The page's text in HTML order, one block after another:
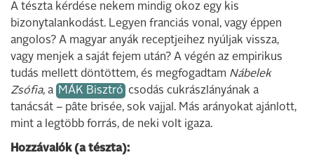
A tészta kérdése nekem mindig okoz egy kis
bizonytalankodást. Legyen franciás vonal, vagy éppen
angolos? A magyar anyák receptjeihez nyúljak vissza,
vagy menjek a saját fejem után? A végén az empirikus
tudás mellett döntöttem, és megfogadtam Nábelek
Zsófia, a MÁK Bisztró csodás cukrászlányának a
tanácsát – pâte brisée, sok vajjal. Más arányokat ajánlott,
mint a legtöbb forrás, de neki volt igaza.
Hozzávalók (a tészta):